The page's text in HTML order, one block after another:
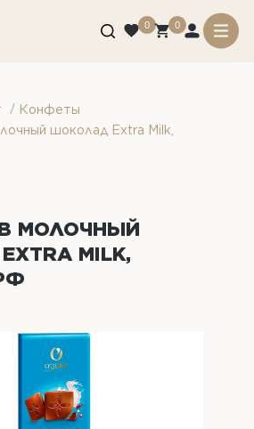
0 0
/ Конфеты
шоколад Extra Milk,
МОЛОЧНЫЙ
MILK,